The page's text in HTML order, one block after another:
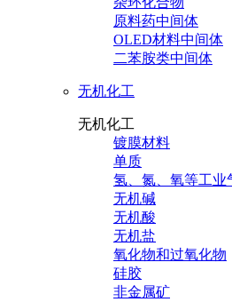
原料药中间体
OLED材料中间体
二苯胺类中间体
无机化工
无机化工
镀膜材料
单质
氢、氮、氧等工业
无机碱
无机酸
无机盐
氧化物和过氧化物
硅胶
非金属矿